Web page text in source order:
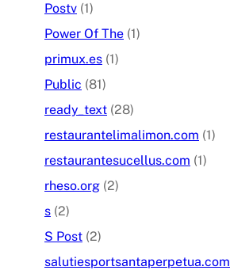
Postv (1)
Power Of The (1)
primux.es (1)
Public (81)
ready_text (28)
restaurantelimalimon.com (1)
restaurantesucellus.com (1)
rheso.org (2)
s (2)
S Post (2)
salutiesportsantaperpetua.com